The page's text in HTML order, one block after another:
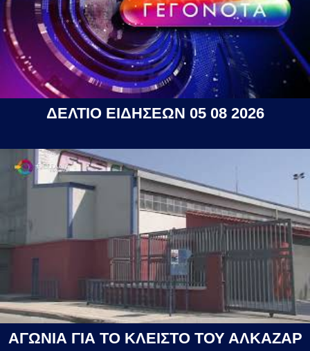
ΔΕΛΤΙΟ ΕΙΔΗΣΕΩΝ 05 08 2026
ΑΓΩΝΙΑ ΓΙΑ ΤΟ ΚΛΕΙΣΤΟ ΤΟΥ ΑΛΚΑΖΑΡ